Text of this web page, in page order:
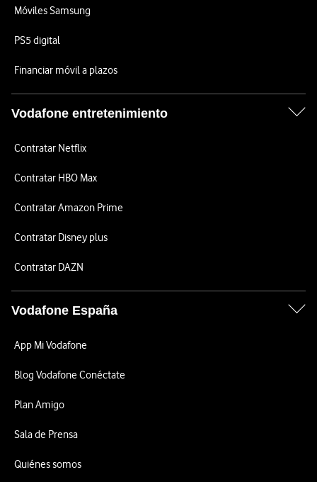
Móviles Samsung
PS5 digital
Financiar móvil a plazos
Vodafone entretenimiento
Contratar Netflix
Contratar HBO Max
Contratar Amazon Prime
Contratar Disney plus
Contratar DAZN
Vodafone España
App Mi Vodafone
Blog Vodafone Conéctate
Plan Amigo
Sala de Prensa
Quiénes somos